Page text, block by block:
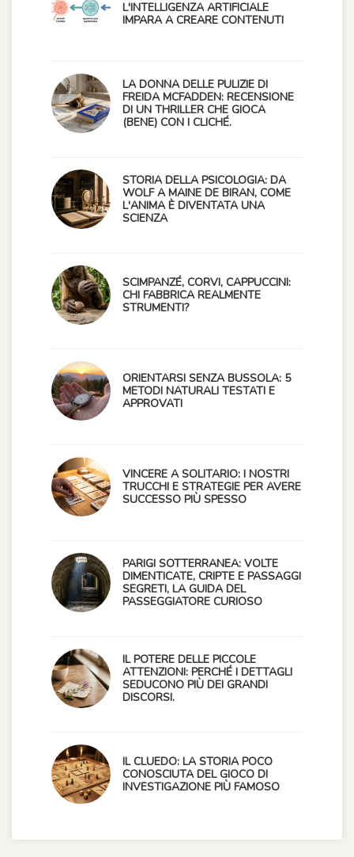
L'INTELLIGENZA ARTIFICIALE
IMPARA A CREARE CONTENUTI
LA DONNA DELLE PULIZIE DI
FREIDA MCFADDEN: RECENSIONE
DI UN THRILLER CHE GIOCA
(BENE) CON I CLICHÉ.
STORIA DELLA PSICOLOGIA: DA
WOLF A MAINE DE BIRAN, COME
L'ANIMA È DIVENTATA UNA
SCIENZA
SCIMPANZÉ, CORVI, CAPPUCCINI:
CHI FABBRICA REALMENTE
STRUMENTI?
ORIENTARSI SENZA BUSSOLA: 5
METODI NATURALI TESTATI E
APPROVATI
VINCERE A SOLITARIO: I NOSTRI
TRUCCHI E STRATEGIE PER AVERE
SUCCESSO PIÙ SPESSO
PARIGI SOTTERRANEA: VOLTE
DIMENTICATE, CRIPTE E PASSAGGI
SEGRETI, LA GUIDA DEL
PASSEGGIATORE CURIOSO
IL POTERE DELLE PICCOLE
ATTENZIONI: PERCHÉ I DETTAGLI
SEDUCONO PIÙ DEI GRANDI
DISCORSI.
IL CLUEDO: LA STORIA POCO
CONOSCIUTA DEL GIOCO DI
INVESTIGAZIONE PIÙ FAMOSO